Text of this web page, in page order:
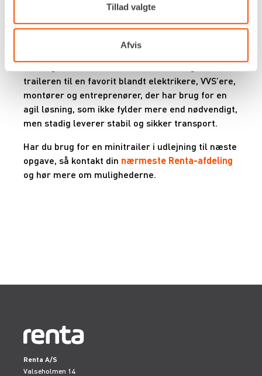
Tillad valgte
Afvis
Typiske anvendelser omfatter servicekørsel,
transport af værktøj, let materiel, rør, kabler eller
forbrugsmaterialer. Den lille størrelse gør
traileren til en favorit blandt elektrikere, VVS’ere,
montører og entreprenører, der har brug for en
agil løsning, som ikke fylder mere end nødvendigt,
men stadig leverer stabil og sikker transport.
Har du brug for en minitrailer i udlejning til næste
opgave, så kontakt din nærmeste Renta-afdeling
og hør mere om mulighederne.
Renta A/S
Valseholmen 14